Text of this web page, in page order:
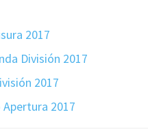
2017
División 2017
2017
2017